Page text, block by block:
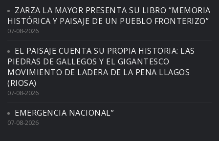
ZARZA LA MAYOR PRESENTA SU LIBRO “MEMORIA
HISTÓRICA Y PAISAJE DE UN PUEBLO FRONTERIZO”
07-08-2026
EL PAISAJE CUENTA SU PROPIA HISTORIA: LAS
PIEDRAS DE GALLEGOS Y EL GIGANTESCO
MOVIMIENTO DE LADERA DE LA PENA LLAGOS
(RIOSA)
07-08-2026
EMERGENCIA NACIONAL”
07-08-2026